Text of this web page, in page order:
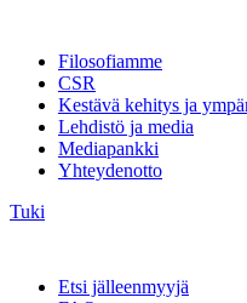
Filosofiamme
CSR
Kestävä kehitys ja
Lehdistö ja media
Mediapankki
Yhteydenotto
Tuki
Etsi jälleenmyyjä